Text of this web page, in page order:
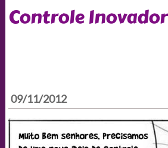
Controle Inovador
09/11/2012